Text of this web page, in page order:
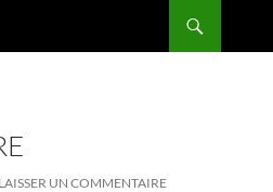
LAISSER UN COMMENTAIRE